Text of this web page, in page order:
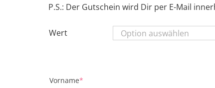
P.S.: Der Gutschein wird Dir per E-Mail
Wert
Vorname*